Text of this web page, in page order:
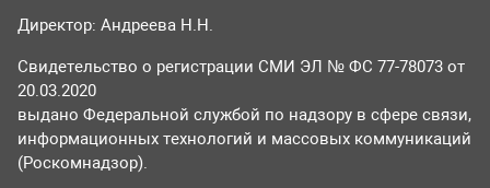
Директор: Андреева Н.Н.
Свидетельство о регистрации СМИ ЭЛ № ФС 77-78073 от
20.03.2020
выдано Федеральной службой по надзору в сфере связи,
информационных технологий и массовых коммуникаций
(Роскомнадзор).